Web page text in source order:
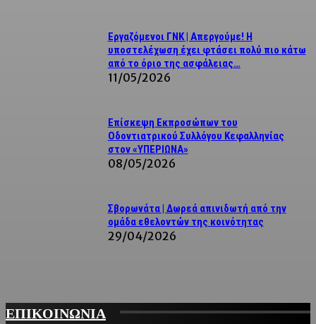
Εργαζόμενοι ΓΝΚ | Απεργούμε! Η
υποστελέχωση έχει φτάσει πολύ πιο κάτω
από το όριο της ασφάλειας…
11/05/2026
Επίσκεψη Εκπροσώπων του
Οδοντιατρικού Συλλόγου Κεφαλληνίας
στον «ΥΠΕΡΙΩΝΑ»
08/05/2026
Σβορωνάτα | Δωρεά απινιδωτή από την
ομάδα εθελοντών της κοινότητας
29/04/2026
ΕΠΙΚΟΙΝΩΝΙΑ